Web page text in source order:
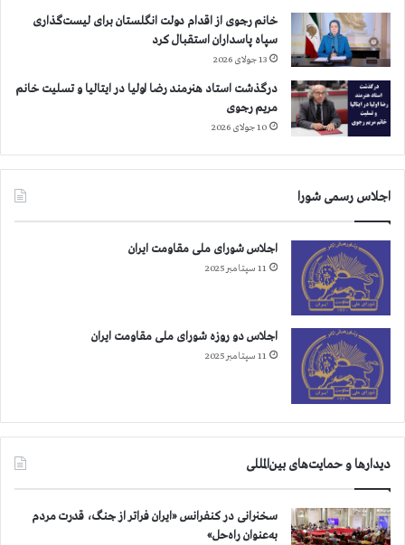
خانم رجوی از اقدام دولت انگلستان برای لیست‌گذاری
سپاه پاسداران استقبال کرد
13 جولای 2026
درگذشت استاد هنرمند رضا اولیا در ایتالیا و تسلیت خانم
مریم رجوی
10 جولای 2026
اجلاس رسمی شورا
اجلاس شورای ملی مقاومت ایران
11 سپتامبر 2025
اجلاس دو روزه شورای ملی مقاومت ایران
11 سپتامبر 2025
دیدارها و حمایت‌های بین‌المللی
سخنرانی در کنفرانس «ایران فراتر از جنگ، قدرت مردم
به‌عنوان راه‌حل»